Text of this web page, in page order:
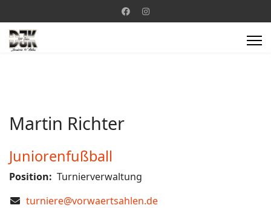
Martin Richter
Juniorenfußball
Position: Turnierverwaltung
COM_CONTACT_EMAIL
turniere@vorwaertsahlen.de